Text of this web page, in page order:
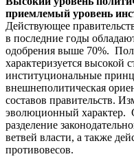
приемлемый уровень
Действующее
в последние годы
одобрения выше 70%.
характеризуется высокой
институциональные
внешнеполитическая
составов правительств.
эволюционный характер.
разделение
ветвей власти, а также
противовесов.